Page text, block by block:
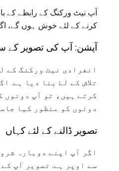
آپ نیٹ ورکنگ کے رابطے کے
کرنے کے لئے خوش ہوں گے،
آپشن: آپ کی تصویر کے
انفرادی نیٹ ورکنگ کے
تلاش کے لۓ بنا دیا ہے.
کرتے ہیں، تو آپ دونوں
دونوں کو منظور کیا
تصویر ڈالنے کے لئے کہاں
اگر آپ اپنے دوبارہ
سے اوپر ہے. تصویر آپ